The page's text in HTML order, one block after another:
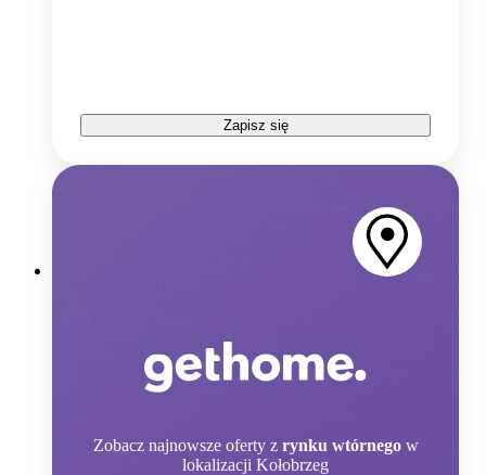
Zapisz się
Zobacz najnowsze oferty z rynku wtórnego w
lokalizacji Kołobrzeg